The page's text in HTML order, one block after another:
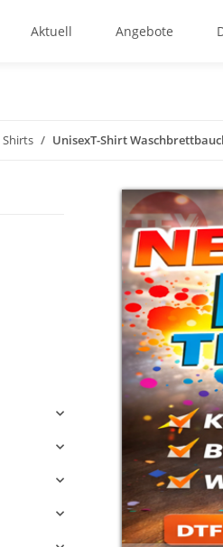
Aktuell Angebote
Shirts UnisexT-Shirt